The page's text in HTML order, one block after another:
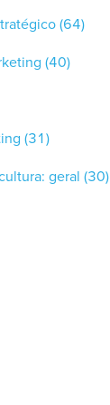
(64)
(40)
(31)
geral (30)